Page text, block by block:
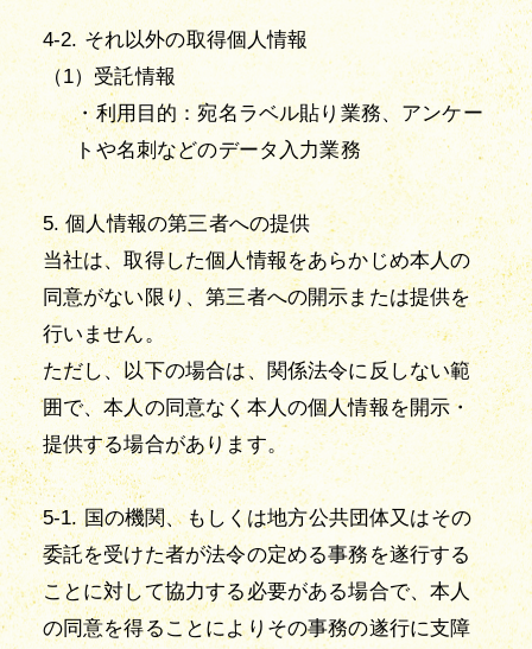
4-2. それ以外の取得個人情報
（1）受託情報
・利用目的：宛名ラベル貼り業務、アンケー
トや名刺などのデータ入力業務
5. 個人情報の第三者への提供
当社は、取得した個人情報をあらかじめ本人の
同意がない限り、第三者への開示または提供を
行いません。
ただし、以下の場合は、関係法令に反しない範
囲で、本人の同意なく本人の個人情報を開示・
提供する場合があります。
5-1. 国の機関、もしくは地方公共団体又はその
委託を受けた者が法令の定める事務を遂行する
ことに対して協力する必要がある場合で、本人
の同意を得ることによりその事務の遂行に支障